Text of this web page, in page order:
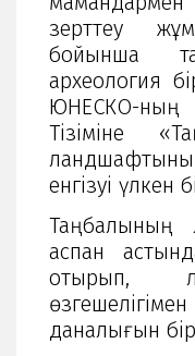
зерттеу
бойынша
археология
ЮНЕСКО-ның
Тізіміне
енгізуі үлкен
Таңбалының
аспан
отырып,
даналығын